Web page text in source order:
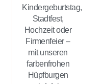
Kindergeburtstag,
Stadtfest,
Hochzeit oder
Firmenfeier –
mit unseren
farbenfrohen
Hüpfburgen